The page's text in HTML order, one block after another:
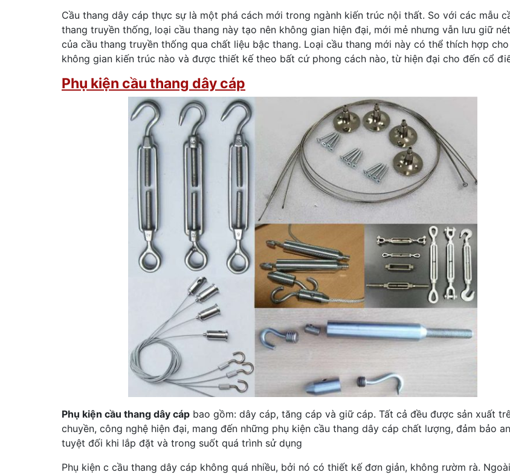
Cầu thang dây cáp thực sự là một phá cách mới trong ngành kiến trúc nội thất. So với các mẫu
thang truyền thống, loại cầu thang này tạo nên không gian hiện đại, mới mẻ nhưng vẫn lưu giữ
của cầu thang truyền thống qua chất liệu bậc thang. Loại cầu thang mới này có thể thích hợp
không gian kiến trúc nào và được thiết kế theo bất cứ phong cách nào, từ hiện đại cho đến cổ
Phụ kiện cầu thang dây cáp
Phụ kiện cầu thang dây cáp bao gồm: dây cáp, tăng cáp và giữ cáp. Tất cả đều được sản xuất
chuyền, công nghệ hiện đại, mang đến những phụ kiện cầu thang dây cáp chất lượng, đảm bảo
tuyệt đối khi lắp đặt và trong suốt quá trình sử dụng
Phụ kiện c cầu thang dây cáp không quá nhiều, bởi nó có thiết kế đơn giản, không rườm rà.